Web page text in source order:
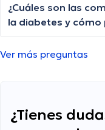
afectarlo mi
uso una
¿Cuáles son las
la diabetes y
Ver más preguntas
¿Tienes